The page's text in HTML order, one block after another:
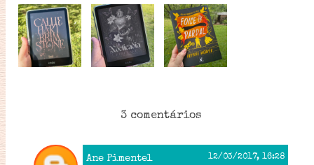
3 comentários
Ane Pimentel 12/03/2017, 16:28